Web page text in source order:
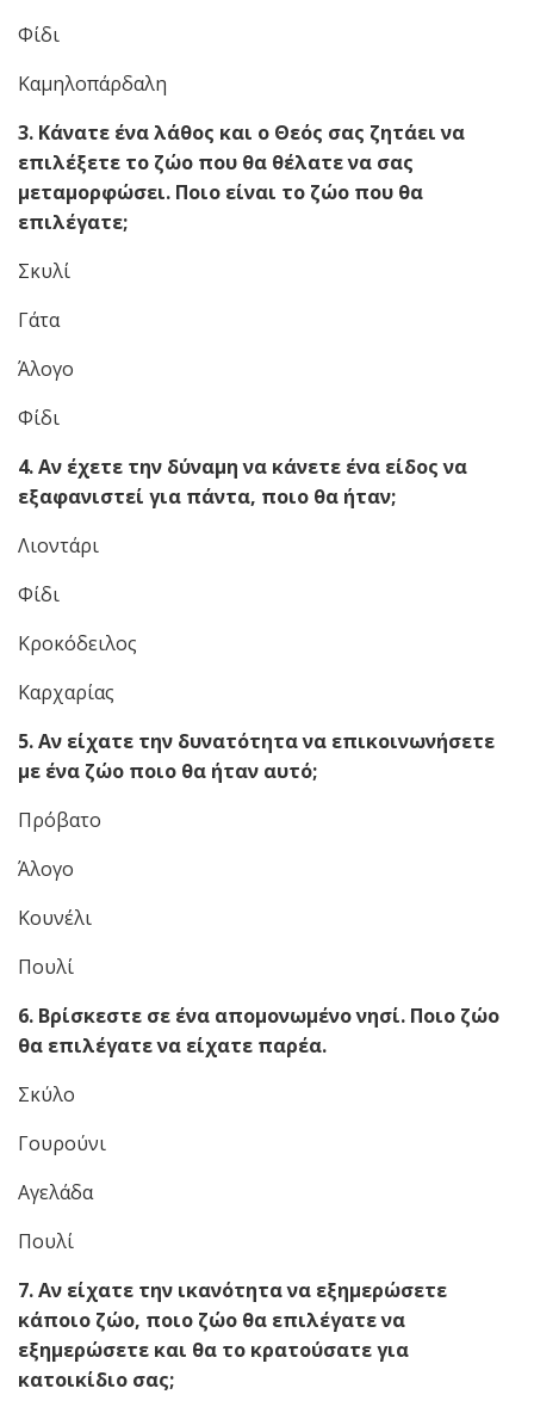
Φίδι
Καμηλοπάρδαλη
3. Κάνατε ένα λάθος και ο Θεός σας ζητάει να
επιλέξετε το ζώο που θα θέλατε να σας
μεταμορφώσει. Ποιο είναι το ζώο που θα
επιλέγατε;
Σκυλί
Γάτα
Άλογο
Φίδι
4. Αν έχετε την δύναμη να κάνετε ένα είδος να
εξαφανιστεί για πάντα, ποιο θα ήταν;
Λιοντάρι
Φίδι
Κροκόδειλος
Καρχαρίας
5. Αν είχατε την δυνατότητα να επικοινωνήσετε
με ένα ζώο ποιο θα ήταν αυτό;
Πρόβατο
Άλογο
Κουνέλι
Πουλί
6. Βρίσκεστε σε ένα απομονωμένο νησί. Ποιο ζώο
θα επιλέγατε να είχατε παρέα.
Σκύλο
Γουρούνι
Αγελάδα
Πουλί
7. Αν είχατε την ικανότητα να εξημερώσετε
κάποιο ζώο, ποιο ζώο θα επιλέγατε να
εξημερώσετε και θα το κρατούσατε για
κατοικίδιο σας;